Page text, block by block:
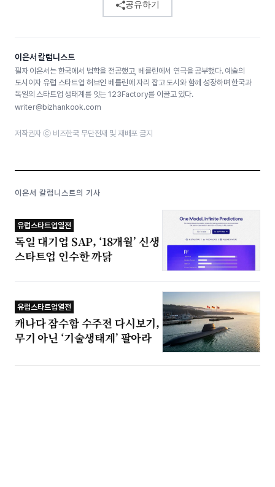
공유하기
이은서 칼럼니스트
필자 이은서는 한국에서 법학을 전공했고, 베를린에서 연극을 공부했다. 예술의
도시이자 유럽 스타트업 허브인 베를린에 자리 잡고 도시와 함께 성장하며 한국과
독일의 스타트업 생태계를 잇는 123Factory를 이끌고 있다.
writer@bizhankook.com
저작권자 ⓒ 비즈한국 무단전재 및 재배포 금지
이은서 칼럼니스트의 기사
유럽스타트업열전
독일 대기업 SAP, ‘18개월’ 신생
스타트업 인수한 까닭
유럽스타트업열전
캐나다 잠수함 수주전 다시보기,
무기 아닌 ‘기술생태계’ 팔아라